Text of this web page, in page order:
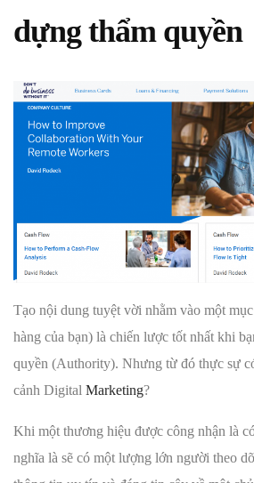
dựng thẩm quyền
Tạo nội dung tuyệt vời nhằm vào một
hàng của bạn) là chiến lược tốt nhất khi
quyền (Authority). Nhưng từ đó thực sự
cảnh Digital Marketing?
Khi một thương hiệu được công nhận là
nghĩa là sẽ có một lượng lớn người theo